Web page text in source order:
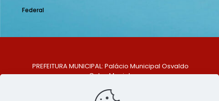
Federal
PREFEITURA MUNICIPAL: Palácio Municipal Osvaldo
Celso Maciel
Centro, São Bento do Una - PE. CEP: 553370-128